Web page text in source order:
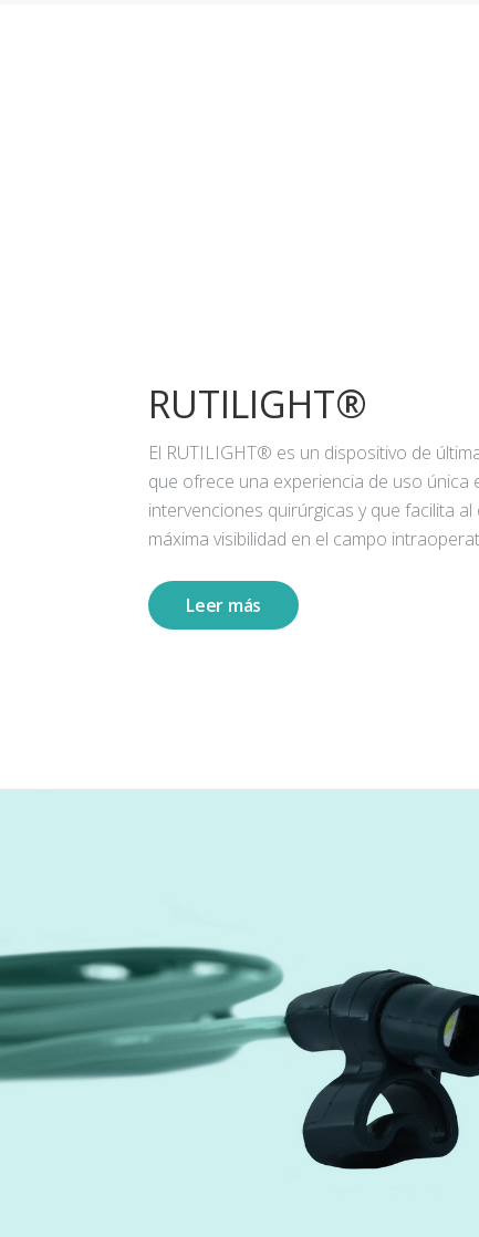
RUTILIGHT®
El RUTILIGHT® es un dispositivo de
que ofrece una experiencia de uso única
intervenciones quirúrgicas y que facilita al
máxima visibilidad en el campo
Leer más